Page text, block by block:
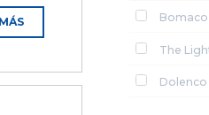
Bomaco
The
Dolenco